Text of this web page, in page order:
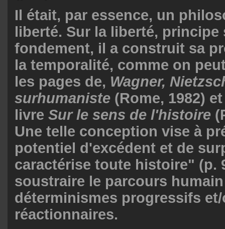
Il était, par essence, un
liberté. Sur la liberté, principe
fondement, il a construit sa
la temporalité, comme on
les pages de, Wagner,
surhumaniste (Rome, 1982)
livre Sur le sens de l'histoire
Une telle conception vise à
potentiel d'excédent et de
caractérise toute histoire" (p.
soustraire le parcours
déterminismes progressifs
réactionnaires.